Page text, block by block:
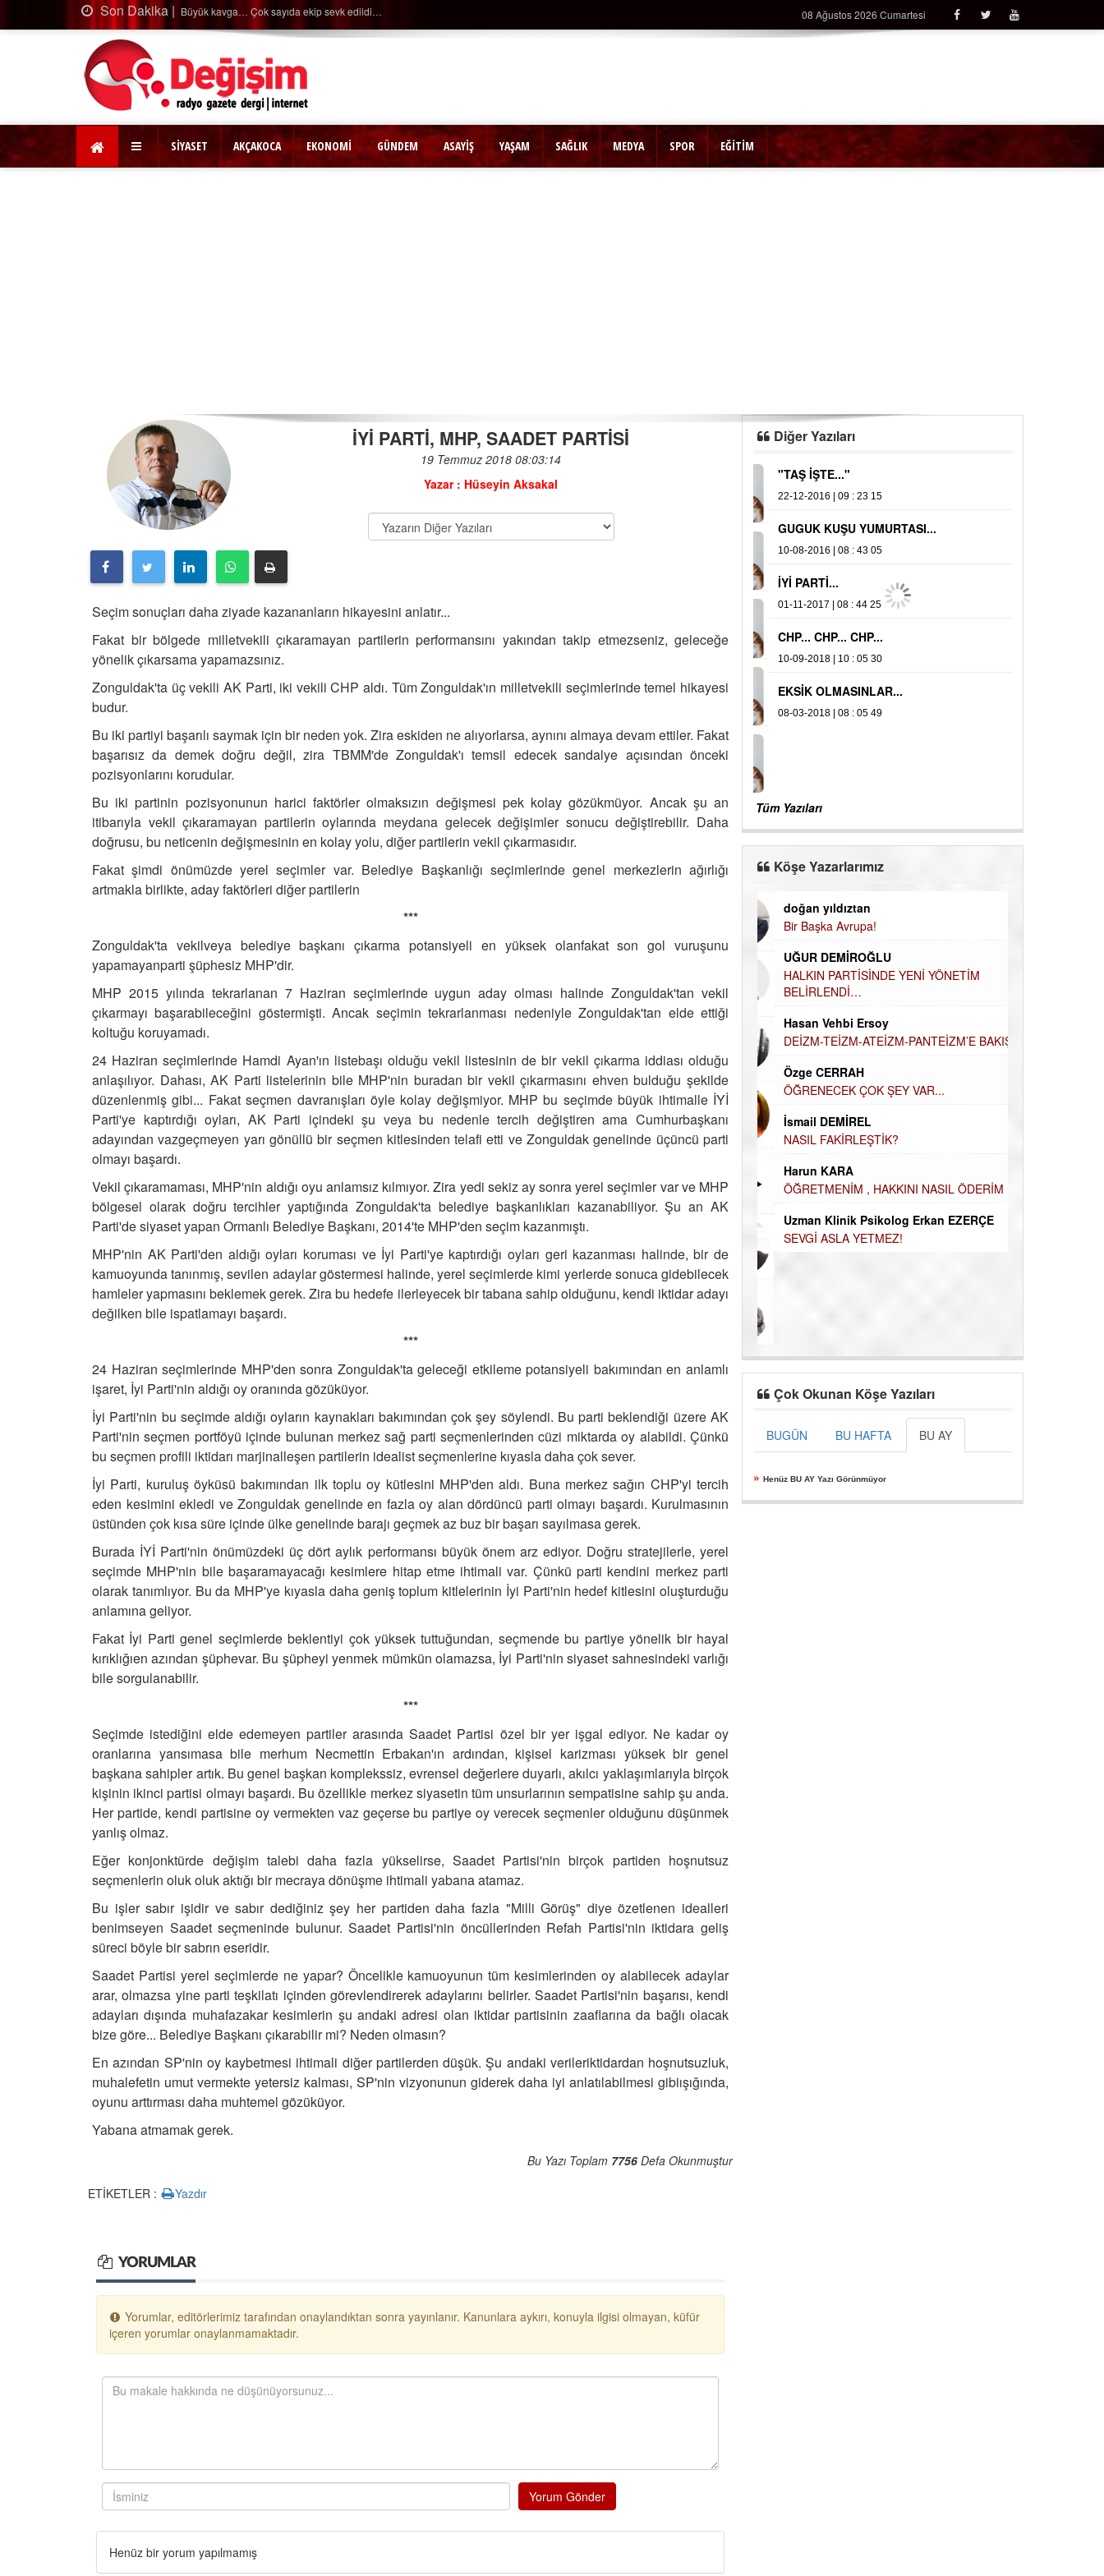
sayıda ekip sevk edildi… Son Dakika | 08 Ağustos 2026 Cumartesi
SİYASET AKÇAKOCA EKONOMİ GÜNDEM ASAYİŞ YAŞAM SAĞLIK MEDYA SPOR EĞİTİM
İYİ PARTİ, MHP, SAADET PARTİSİ
19 Temmuz 2018 08:03:14
Yazar : Hüseyin Aksakal
Seçim sonuçları daha ziyade kazananların hikayesini anlatır...
Fakat bir bölgede milletvekili çıkaramayan partilerin performansını yakından takip etmezseniz, geleceğe
yönelik çıkarsama yapamazsınız.
Zonguldak'ta üç vekili AK Parti, iki vekili CHP aldı. Tüm Zonguldak'ın milletvekili seçimlerinde temel hikayesi
budur.
Bu iki partiyi başarılı saymak için bir neden yok. Zira eskiden ne alıyorlarsa, aynını almaya devam ettiler. Fakat
başarısız da demek doğru değil, zira TBMM'de Zonguldak'ı temsil edecek sandalye açısından önceki
pozisyonlarını korudular.
Bu iki partinin pozisyonunun harici faktörler olmaksızın değişmesi pek kolay gözükmüyor. Ancak şu an
itibarıyla vekil çıkaramayan partilerin oylarında meydana gelecek değişimler sonucu değiştirebilir. Daha
doğrusu, bu neticenin değişmesinin en kolay yolu, diğer partilerin vekil çıkarmasıdır.
Fakat şimdi önümüzde yerel seçimler var. Belediye Başkanlığı seçimlerinde genel merkezlerin ağırlığı
artmakla birlikte, aday faktörleri diğer partilerin
***
Zonguldak'ta vekilveya belediye başkanı çıkarma potansiyeli en yüksek olanfakat son gol vuruşunu
yapamayanparti şüphesiz MHP'dir.
MHP 2015 yılında tekrarlanan 7 Haziran seçimlerinde uygun aday olması halinde Zonguldak'tan vekil
çıkarmayı başarabileceğini göstermişti. Ancak seçimin tekrarlanması nedeniyle Zonguldak'tan elde ettiği
koltuğu koruyamadı.
24 Haziran seçimlerinde Hamdi Ayan'ın listebaşı olduğu vekil listesinin de bir vekil çıkarma iddiası olduğu
anlaşılıyor. Dahası, AK Parti listelerinin bile MHP'nin buradan bir vekil çıkarmasını ehven bulduğu şekilde
düzenlenmiş gibi... Fakat seçmen davranışları öyle kolay değişmiyor. MHP bu seçimde büyük ihtimalle İYİ
Parti'ye kaptırdığı oyları, AK Parti içindeki şu veya bu nedenle tercih değiştiren ama Cumhurbaşkanı
adayından vazgeçmeyen yarı gönüllü bir seçmen kitlesinden telafi etti ve Zonguldak genelinde üçüncü parti
olmayı başardı.
Vekil çıkaramaması, MHP'nin aldığı oyu anlamsız kılmıyor. Zira yedi sekiz ay sonra yerel seçimler var ve MHP
bölgesel olarak doğru tercihler yaptığında Zonguldak'ta belediye başkanlıkları kazanabiliyor. Şu an AK
Parti'de siyaset yapan Ormanlı Belediye Başkanı, 2014'te MHP'den seçim kazanmıştı.
MHP'nin AK Parti'den aldığı oyları koruması ve İyi Parti'ye kaptırdığı oyları geri kazanması halinde, bir de
kamuoyunda tanınmış, sevilen adaylar göstermesi halinde, yerel seçimlerde kimi yerlerde sonuca gidebilecek
hamleler yapmasını beklemek gerek. Zira bu hedefe ilerleyecek bir tabana sahip olduğunu, kendi iktidar adayı
değilken bile ispatlamayı başardı.
***
24 Haziran seçimlerinde MHP'den sonra Zonguldak'ta geleceği etkileme potansiyeli bakımından en anlamlı
işaret, İyi Parti'nin aldığı oy oranında gözüküyor.
İyi Parti'nin bu seçimde aldığı oyların kaynakları bakımından çok şey söylendi. Bu parti beklendiği üzere AK
Parti'nin seçmen portföyü içinde bulunan merkez sağ parti seçmenlerinden cüzi miktarda oy alabildi. Çünkü
bu seçmen profili iktidarı marjinalleşen partilerin idealist seçmenlerine kıyasla daha çok sever.
İyi Parti, kuruluş öyküsü bakımından ilk toplu oy kütlesini MHP'den aldı. Buna merkez sağın CHP'yi tercih
eden kesimini ekledi ve Zonguldak genelinde en fazla oy alan dördüncü parti olmayı başardı. Kurulmasının
üstünden çok kısa süre içinde ülke genelinde barajı geçmek az buz bir başarı sayılmasa gerek.
Burada İYİ Parti'nin önümüzdeki üç dört aylık performansı büyük önem arz ediyor. Doğru stratejilerle, yerel
seçimde MHP'nin bile başaramayacağı kesimlere hitap etme ihtimali var. Çünkü parti kendini merkez parti
olarak tanımlıyor. Bu da MHP'ye kıyasla daha geniş toplum kitlelerinin İyi Parti'nin hedef kitlesini oluşturduğu
anlamına geliyor.
Fakat İyi Parti genel seçimlerde beklentiyi çok yüksek tuttuğundan, seçmende bu partiye yönelik bir hayal
kırıklığıen azından şüphevar. Bu şüpheyi yenmek mümkün olamazsa, İyi Parti'nin siyaset sahnesindeki varlığı
bile sorgulanabilir.
***
Seçimde istediğini elde edemeyen partiler arasında Saadet Partisi özel bir yer işgal ediyor. Ne kadar oy
oranlarına yansımasa bile merhum Necmettin Erbakan'ın ardından, kişisel karizması yüksek bir genel
başkana sahipler artık. Bu genel başkan komplekssiz, evrensel değerlere duyarlı, akılcı yaklaşımlarıyla birçok
kişinin ikinci partisi olmayı başardı. Bu özellikle merkez siyasetin tüm unsurlarının sempatisine sahip şu anda.
Her partide, kendi partisine oy vermekten vaz geçerse bu partiye oy verecek seçmenler olduğunu düşünmek
yanlış olmaz.
Eğer konjonktürde değişim talebi daha fazla yükselirse, Saadet Partisi'nin birçok partiden hoşnutsuz
seçmenlerin oluk oluk aktığı bir mecraya dönüşme ihtimali yabana atamaz.
Bu işler sabır işidir ve sabır dediğiniz şey her partiden daha fazla "Milli Görüş" diye özetlenen idealleri
benimseyen Saadet seçmeninde bulunur. Saadet Partisi'nin öncüllerinden Refah Partisi'nin iktidara geliş
süreci böyle bir sabrın eseridir.
Saadet Partisi yerel seçimlerde ne yapar? Öncelikle kamuoyunun tüm kesimlerinden oy alabilecek adaylar
arar, olmazsa yine parti teşkilatı içinden görevlendirerek adaylarını belirler. Saadet Partisi'nin başarısı, kendi
adayları dışında muhafazakar kesimlerin şu andaki adresi olan iktidar partisinin zaaflarına da bağlı olacak
bize göre... Belediye Başkanı çıkarabilir mi? Neden olmasın?
En azından SP'nin oy kaybetmesi ihtimali diğer partilerden düşük. Şu andaki verileriktidardan hoşnutsuzluk,
muhalefetin umut vermekte yetersiz kalması, SP'nin vizyonunun giderek daha iyi anlatılabilmesi gibiışığında,
oyunu arttırması daha muhtemel gözüküyor.
Yabana atmamak gerek.
Bu Yazı Toplam 7756 Defa Okunmuştur
ETİKETLER :
Yazdır
YORUMLAR
Yorumlar, editörlerimiz tarafından onaylandıktan sonra yayınlanır. Kanunlara aykırı, konuyla ilgisi olmayan, küfür
içeren yorumlar onaylanmamaktadır.
Yorum Gönder
Henüz bir yorum yapılmamış
Diğer Yazıları
KAMPÜS SORULARI
07-09-2019 | 08 : 17 26
UNUTMADIK DİYORUZ AMA…
17-08-2019 | 08 : 32 06
"TAŞ İŞTE..."
22-12-2016 | 09 : 23 15
İYİ PARTİ...
01-11-2017 | 08 : 44 25
10-09-2018 | 10 : 05 30
Tüm Yazıları
Köşe Yazarlarımız
Kemiklerinizi Sessizce Çürüten 6
Alışkanlık
Derdime bir çare!” – 2-
Merve KIRAN
KİLO KONTROLÜNDE KİLİT
NOKTA: ARA ÖĞÜNLER
Temiz enerji ve gelecek
mücadelesi
Uğuralp CİVELEK
“Bu bir suç duyurusudur”
Özkan Doğan
doğan yıldıztan
Bir Başka Avrupa!
UĞUR DEMİROĞLU
HALKIN PARTİSİNDE YENİ YÖNETİM
Hasan Vehbi Ersoy
DEİZM-TEİZM-ATEİZM-PANTEİZM’E BAKIŞ
Özge CERRAH
ÖĞRENECEK ÇOK ŞEY VAR...
İsmail DEMİREL
Harun KARA
ÖDERİM !
Uzman Klinik Psikolog Erkan EZERÇE
Çok Okunan Köşe Yazıları
BUGÜN BU HAFTA BU AY
» Henüz BU AY Yazı Görünmüyor